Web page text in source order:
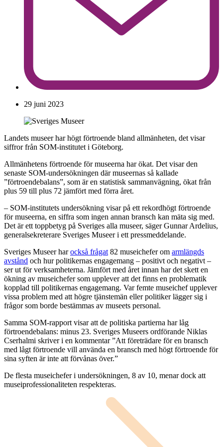
29 juni 2023
Landets museer har högt förtroende bland allmänheten, det visar
siffror från SOM-institutet i Göteborg.
Allmänhetens förtroende för museerna har ökat. Det visar den
senaste SOM-undersökningen där museernas så kallade
”förtroendebalans”, som är en statistisk sammanvägning, ökat från
plus 59 till plus 72 jämfört med förra året.
– SOM-institutets undersökning visar på ett rekordhögt förtroende
för museerna, en siffra som ingen annan bransch kan mäta sig med.
Det är ett toppbetyg på Sveriges alla museer, säger Gunnar Ardelius,
generalsekreterare Sveriges Museer i ett pressmeddelande.
Sveriges Museer harockså frågat 82 museichefer om armlängds
avstånd och hur politikernas engagemang – positivt och negativt –
ser ut för verksamheterna. Jämfört med året innan har det skett en
ökning av museichefer som upplever att det finns en problematik
kopplad till politikernas engagemang. Var femte museichef upplever
vissa problem med att högre tjänstemän eller politiker lägger sig i
frågor som borde bestämmas av museets personal.
Samma SOM-rapport visar att de politiska partierna har låg
förtroendebalans: minus 23. Sveriges Museers ordförande Niklas
Cserhalmi skriver i en kommentar ”Att företrädare för en bransch
med lågt förtroende vill använda en bransch med högt förtroende för
sina syften är inte att förvånas över.”
De flesta museichefer i undersökningen, 8 av 10, menar dock att
museiprofessionaliteten respekteras.